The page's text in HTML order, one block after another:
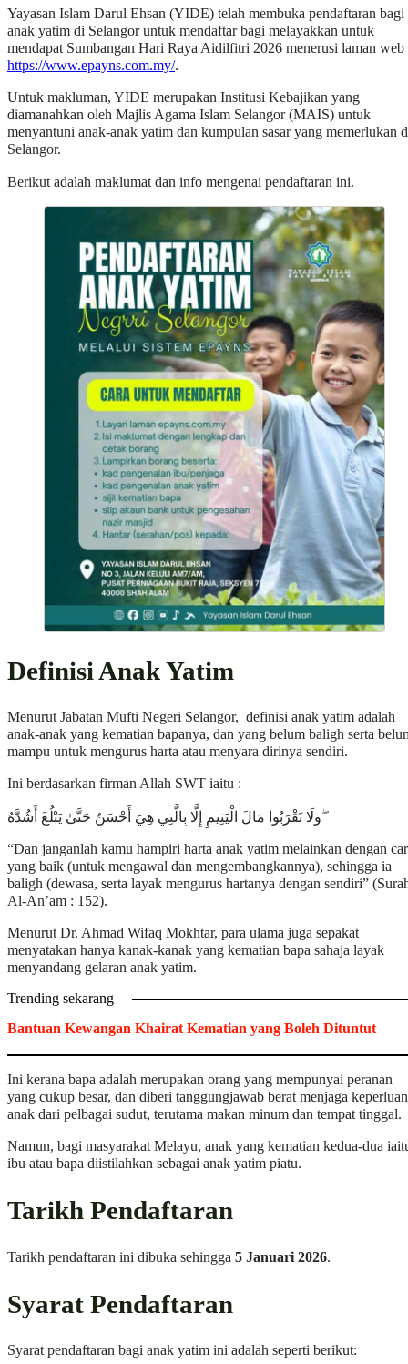
Yayasan Islam Darul Ehsan (YIDE) telah membuka pendaftaran bagi
anak yatim di Selangor untuk mendaftar bagi melayakkan untuk
mendapat Sumbangan Hari Raya Aidilfitri 2026 menerusi laman web
https://www.epayns.com.my/.
Untuk makluman, YIDE merupakan Institusi Kebajikan yang
diamanahkan oleh Majlis Agama Islam Selangor (MAIS) untuk
menyantuni anak-anak yatim dan kumpulan sasar yang memerlukan
Selangor.
Berikut adalah maklumat dan info mengenai pendaftaran ini.
Definisi Anak Yatim
Menurut Jabatan Mufti Negeri Selangor, definisi anak yatim adalah
anak-anak yang kematian bapanya, dan yang belum baligh serta
mampu untuk mengurus harta atau menyara dirinya sendiri.
Ini berdasarkan firman Allah SWT iaitu :
ولَا تَقْرَبُوا مَالَ الْيَتِيمِ إِلَّا بِالَّتِي هِيَ أَحْسَنُ حَتَّىٰ يَبْلُغَ أَشُدَّهُ ۖ
“Dan janganlah kamu hampiri harta anak yatim melainkan dengan
yang baik (untuk mengawal dan mengembangkannya), sehingga ia
baligh (dewasa, serta layak mengurus hartanya dengan sendiri”
Al-An’am : 152).
Menurut Dr. Ahmad Wifaq Mokhtar, para ulama juga sepakat
menyatakan hanya kanak-kanak yang kematian bapa sahaja layak
menyandang gelaran anak yatim.
Trending sekarang
Bantuan Kewangan Khairat Kematian yang Boleh Dituntut
Ini kerana bapa adalah merupakan orang yang mempunyai peranan
yang cukup besar, dan diberi tanggungjawab berat menjaga keperluan
anak dari pelbagai sudut, terutama makan minum dan tempat tinggal.
Namun, bagi masyarakat Melayu, anak yang kematian kedua-dua
ibu atau bapa diistilahkan sebagai anak yatim piatu.
Tarikh Pendaftaran
Tarikh pendaftaran ini dibuka sehingga 5 Januari 2026.
Syarat Pendaftaran
Syarat pendaftaran bagi anak yatim ini adalah seperti berikut: